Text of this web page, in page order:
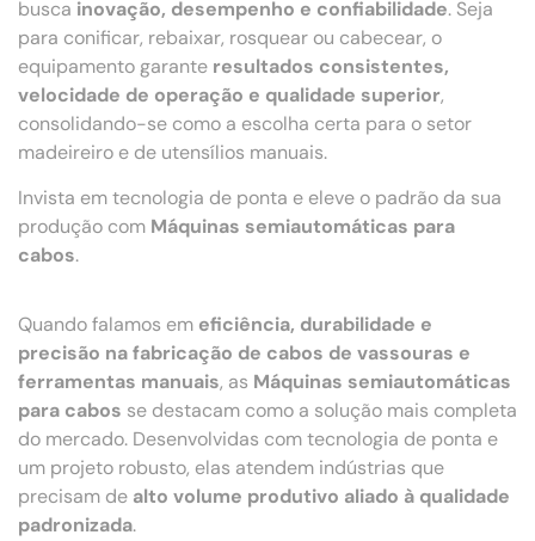
busca inovação, desempenho e confiabilidade. Seja
para conificar, rebaixar, rosquear ou cabecear, o
equipamento garante resultados consistentes,
velocidade de operação e qualidade superior,
consolidando-se como a escolha certa para o setor
madeireiro e de utensílios manuais.
Invista em tecnologia de ponta e eleve o padrão da sua
produção com Máquinas semiautomáticas para
cabos.
Quando falamos em eficiência, durabilidade e
precisão na fabricação de cabos de vassouras e
ferramentas manuais, as Máquinas semiautomáticas
para cabos se destacam como a solução mais completa
do mercado. Desenvolvidas com tecnologia de ponta e
um projeto robusto, elas atendem indústrias que
precisam de alto volume produtivo aliado à qualidade
padronizada.